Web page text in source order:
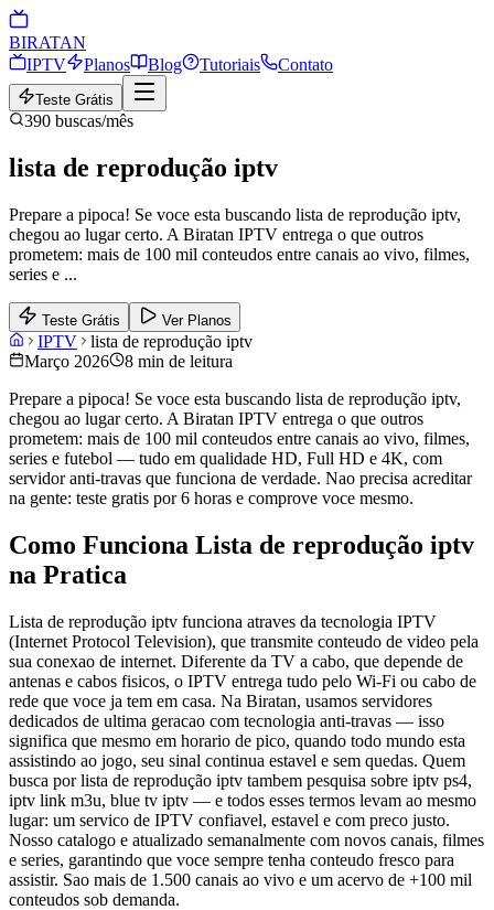
BIRATAN
IPTV
Planos Blog Tutoriais Contato
Teste Grátis
390 buscas/mês
lista de reprodução iptv
Prepare a pipoca! Se voce esta buscando lista de reprodução iptv,
chegou ao lugar certo. A Biratan IPTV entrega o que outros
prometem: mais de 100 mil conteudos entre canais ao vivo, filmes,
series e ...
Teste Grátis Ver Planos
IPTV
lista de reprodução iptv
Março 2026
8 min de leitura
Prepare a pipoca! Se voce esta buscando lista de reprodução iptv,
chegou ao lugar certo. A Biratan IPTV entrega o que outros
prometem: mais de 100 mil conteudos entre canais ao vivo, filmes,
series e futebol — tudo em qualidade HD, Full HD e 4K, com
servidor anti-travas que funciona de verdade. Nao precisa acreditar
na gente: teste gratis por 6 horas e comprove voce mesmo.
Como Funciona Lista de reprodução iptv
na Pratica
Lista de reprodução iptv funciona atraves da tecnologia IPTV
(Internet Protocol Television), que transmite conteudo de video pela
sua conexao de internet. Diferente da TV a cabo, que depende de
antenas e cabos fisicos, o IPTV entrega tudo pelo Wi-Fi ou cabo de
rede que voce ja tem em casa. Na Biratan, usamos servidores
dedicados de ultima geracao com tecnologia anti-travas — isso
significa que mesmo em horario de pico, quando todo mundo esta
assistindo ao jogo, seu sinal continua estavel e sem quedas. Quem
busca por lista de reprodução iptv tambem pesquisa sobre iptv ps4,
iptv link m3u, blue tv iptv — e todos esses termos levam ao mesmo
lugar: um servico de IPTV confiavel, estavel e com preco justo.
Nosso catalogo e atualizado semanalmente com novos canais, filmes
e series, garantindo que voce sempre tenha conteudo fresco para
assistir. Sao mais de 1.500 canais ao vivo e um acervo de +100 mil
conteudos sob demanda.